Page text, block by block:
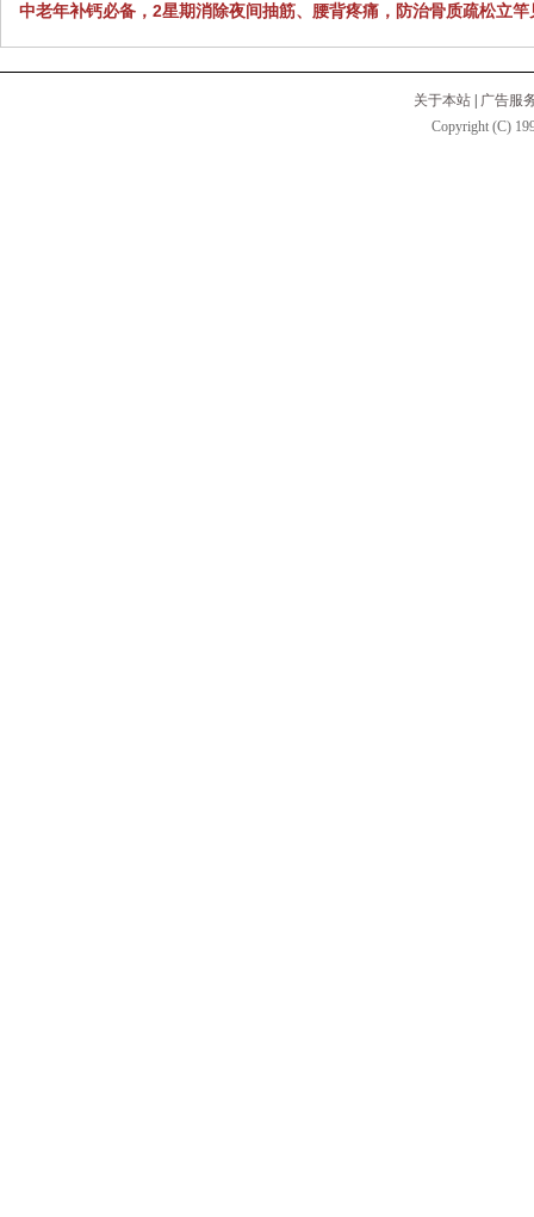
中老年补钙必备，2星期消除夜间抽筋、腰背疼痛，防治骨质疏松立竿
关于本站
广告服
Copyright (C)